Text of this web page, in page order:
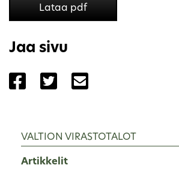
Lataa pdf
Jaa sivu
Jaa sivu palvelussa Facebook
Jaa sivu palvelussa Twitter
VALTION VIRASTOTALOT
Artikkelit